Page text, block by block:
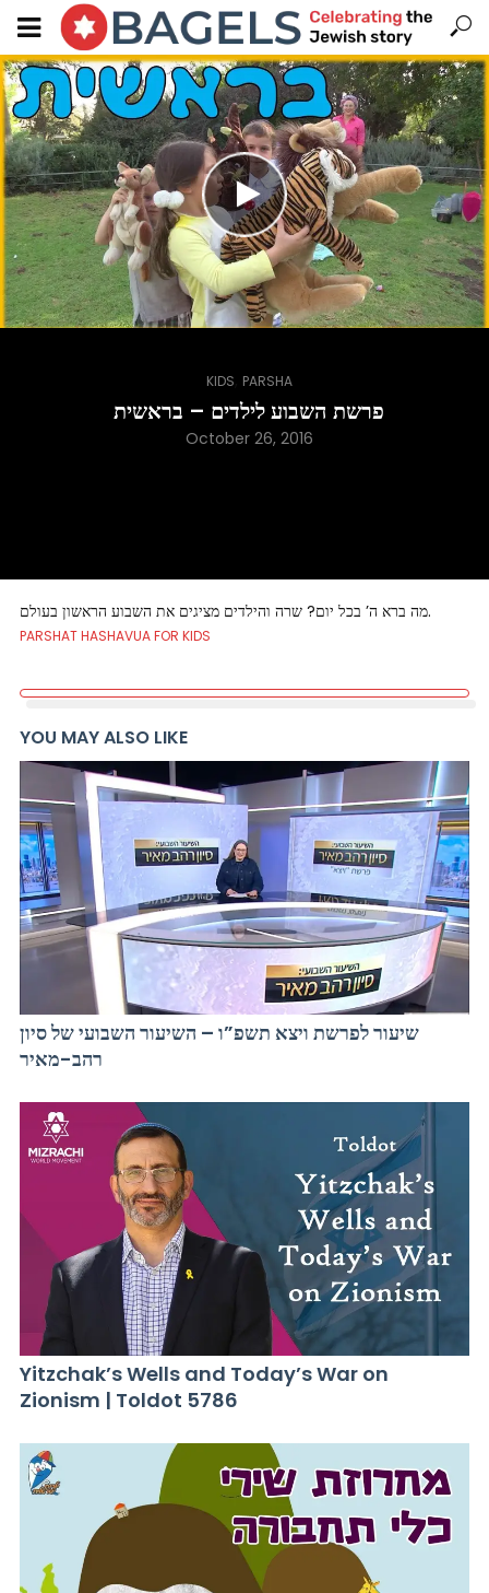
KIDS PARSHA
פרשת השבוע לילדים – בראשית
October 26, 2016
מה ברא ה’ בכל יום? שרה והילדים מציגים את השבוע הראשון בעולם.
PARSHAT HASHAVUA FOR KIDS
YOU MAY ALSO LIKE
שיעור לפרשת ויצא תשפ”ו – השיעור השבועי של סיון
רהב-מאיר
Yitzchak’s Wells and Today’s War on
Zionism | Toldot 5786